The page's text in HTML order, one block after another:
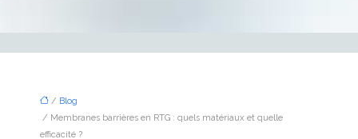
/ Blog
/ Membranes barrières en RTG : quels matériaux et quelle
efficacité ?